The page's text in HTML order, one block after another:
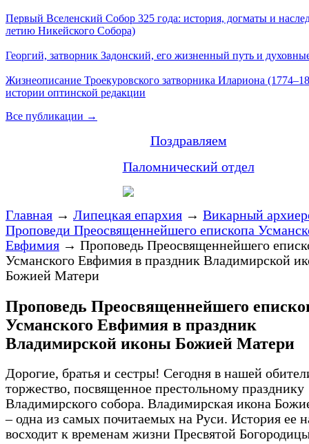
Первый Вселенский Собор 325 года: история, догматы и
летию Никейского Собора)
Георгий, затворник Задонский, его жизненный путь и
Жизнеописание Троекуровского затворника Илариона
истории оптинской редакции
Все публикации →
Поздравляем
Паломнический отдел
Главная → Липецкая епархия → Викарный
Проповеди Преосвященнейшего епископа
Евфимия → Проповедь Преосвященнейшего
Усманского Евфимия в праздник Владимирской
Божией Матери
Проповедь Преосвященнейшего
Усманского Евфимия в праздник
Владимирской иконы Божией Матери
Дорогие, братья и сестры! Сегодня в нашей
торжество, посвященное престольному празднику
Владимирского собора. Владимирская икона
– одна из самых почитаемых на Руси. История ее
восходит к временам жизни Пресвятой